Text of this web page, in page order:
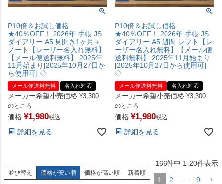
P10倍＆お試し価格
★40％OFF！ 2026年 手帳 JS
ダイアリー A5 見開き1ヶ月＋
ノート【レーザー名入れ無料】
【メール便送料無料】 2025年
11月始まり[2025年10月27日か
ら使用可] ◇
メール便送料無料 名入れ対応
メーカー希望小売価格 ¥3,300
のところ
価格 ¥1,980税込
詳細を見る
P10倍＆お試し価格
★40％OFF！ 2026年 手帳 JS
ダイアリー A5 週間 レフト【レ
ーザー名入れ無料】【メール便
送料無料】 2025年11月始まり
[2025年10月27日から使用可]
◇
メール便送料無料 名入れ対応
メーカー希望小売価格 ¥3,300
のところ
価格 ¥1,980税込
詳細を見る
並び替え 価格が安い順 価格が高い順 新着順
166件中 1-20件表示
1 2 9